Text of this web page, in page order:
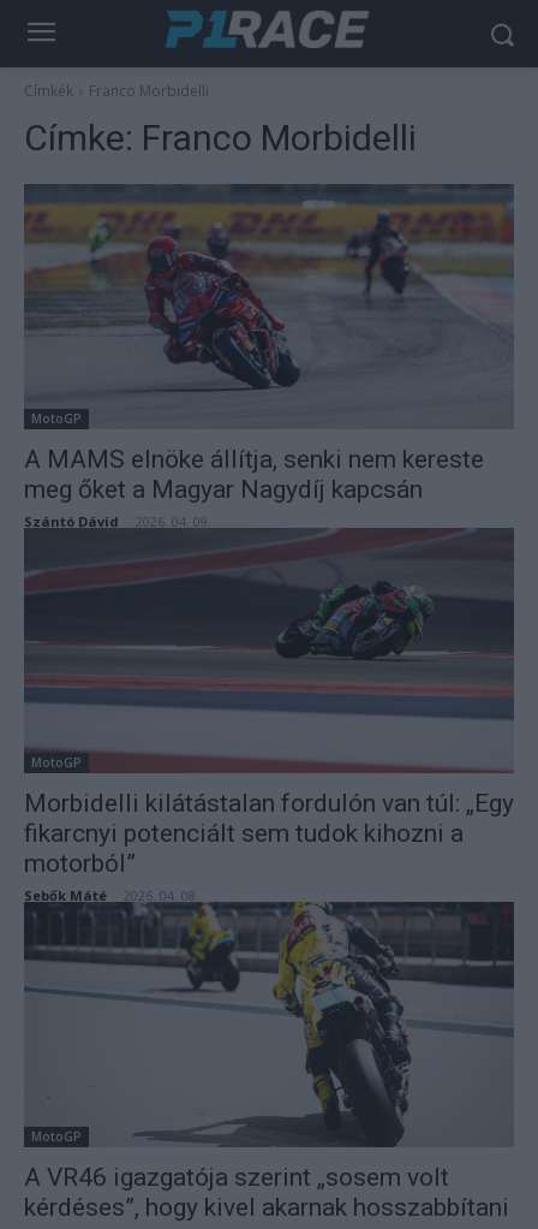
Címkék Franco Morbidelli
Címke: Franco Morbidelli
MotoGP
A MAMS elnöke állítja, senki nem kereste
meg őket a Magyar Nagydíj kapcsán
Szántó Dávid 2026. 04. 09.
MotoGP
Morbidelli kilátástalan fordulón van túl: „Egy
fikarcnyi potenciált sem tudok kihozni a
motorból”
Sebők Máté 2026. 04. 08.
MotoGP
A VR46 igazgatója szerint „sosem volt
kérdéses”, hogy kivel akarnak hosszabbítani